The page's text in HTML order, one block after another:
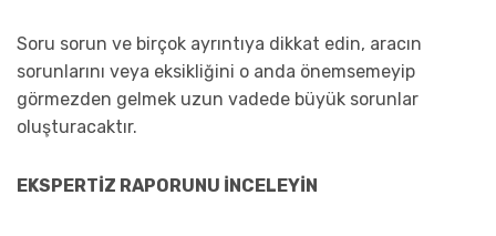
Soru sorun ve birçok ayrıntıya dikkat edin, aracın
sorunlarını veya eksikliğini o anda önemsemeyip
görmezden gelmek uzun vadede büyük sorunlar
oluşturacaktır.
EKSPERTİZ RAPORUNU İNCELEYİN